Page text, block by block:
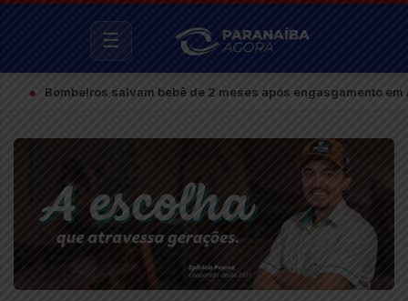
☰
salvam bebê de 2 meses após engasgamento em Araxá